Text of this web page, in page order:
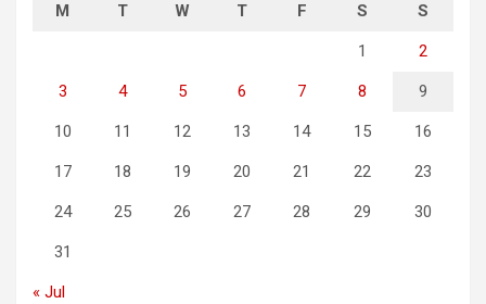
M T W T F S S
1 2
3 4 5 6 7 8 9
10 11 12 13 14 15 16
17 18 19 20 21 22 23
24 25 26 27 28 29 30
31
« Jul